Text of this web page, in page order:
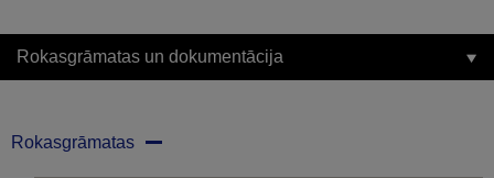
Rokasgrāmatas un dokumentācija
Rokasgrāmatas